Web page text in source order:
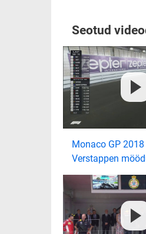
Seotud
Monaco GP 2018
Verstappen